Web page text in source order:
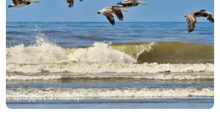
spiaggia| © Pixabay